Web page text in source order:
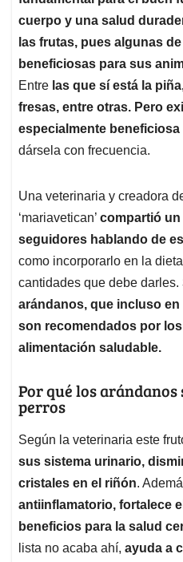
p
p
o
k
I
n
s
cuerpo y una salud
las frutas, pues algunas
beneficiosas para sus
Entre las que sí está la
fresas, entre otras. Pero
especialmente beneficiosa
dársela con frecuencia.
Una veterinaria y creadora
‘mariavetican’ compartió
seguidores hablando de
como incorporarlo en la
cantidades que debe darles.
arándanos, que incluso
son recomendados por
alimentación saludable.
Por qué los
perros
Según la veterinaria este
sus sistema urinario,
cristales en el riñón.
antiinflamatorio, fortalece
beneficios para la salud
lista no acaba ahí, ayuda a